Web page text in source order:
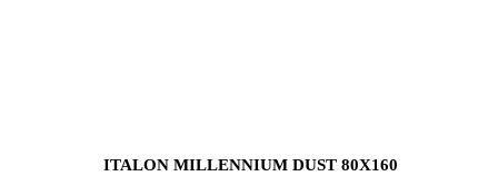
ITALON MILLENNIUM DUST 80X160